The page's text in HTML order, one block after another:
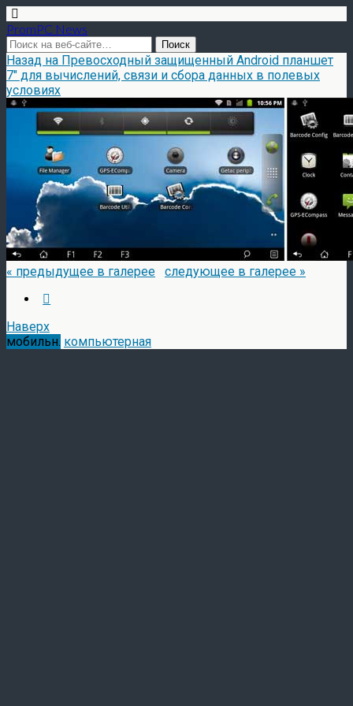
PromPC News
Назад на Превосходный защищенный Android планшет
7″ для вычислений, связи и сбора данных в полевых
условиях
« предыдущее в галерее следующее в галерее »
Наверх
мобильн. компьютерная